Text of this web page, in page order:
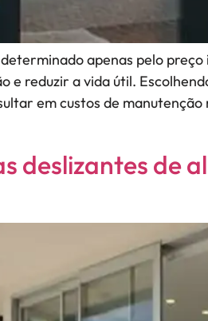
apenas pelo
e reduzir a vida útil.
em custos de
deslizantes de